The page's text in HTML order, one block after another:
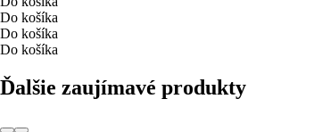
Do košíka
Do košíka
Do košíka
Ďalšie zaujímavé produkty